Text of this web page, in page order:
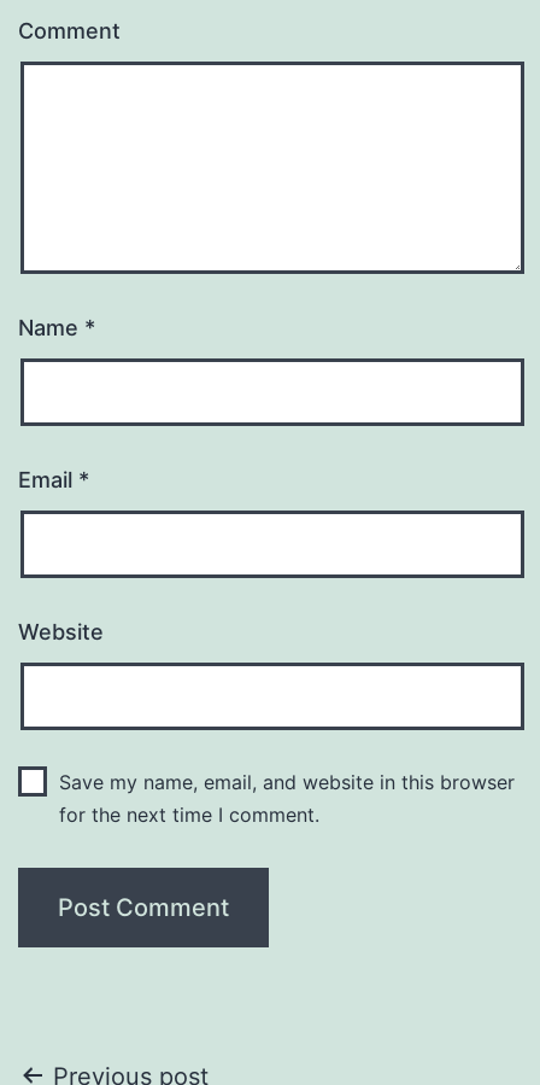
Comment
Name *
Email *
Website
Save my name, email, and website in this browser
for the next time I comment.
Previous post